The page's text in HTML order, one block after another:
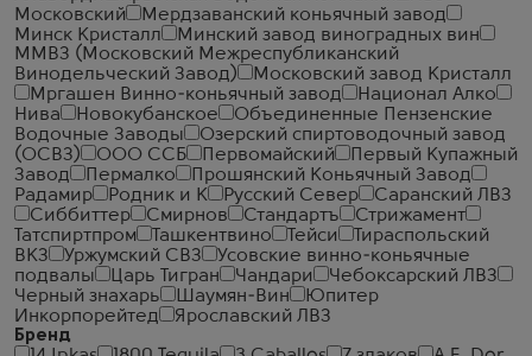
Московский
Мердзаванский коньячный завод
Минск Кристалл
Минский завод виноградных вин
ММВЗ (Московский Межреспубликанский
Винодельческий Завод)
Московский завод Кристалл
Мргашен Винно-коньячный завод
Национал Алко
Нива
Новокубанское
Объединенные Пензенские
Водочные Заводы
Озерский спиртоводочный завод
(ОСВЗ)
ООО ССБ Первомайский
Первый Купажный
Завод
Пермалко
Прошянский Коньячный Завод
Радамир
Родник и К Русский Север
Саранский ЛВЗ
Сиббиттер
Смирнов Стандартъ
Стрижамент
Татспиртпром
Ташкентвино Тейси
Тираспольский
ВКЗ
Уржумский СВЗ
Усовские винно-коньячные
подвалы
Царь Тигран Чандари
Чебоксарский ЛВЗ
Черный знахарь
Шаумян-Вин
Юпитер
Инкорпорейтед
Ярославский ЛВЗ
Бренд